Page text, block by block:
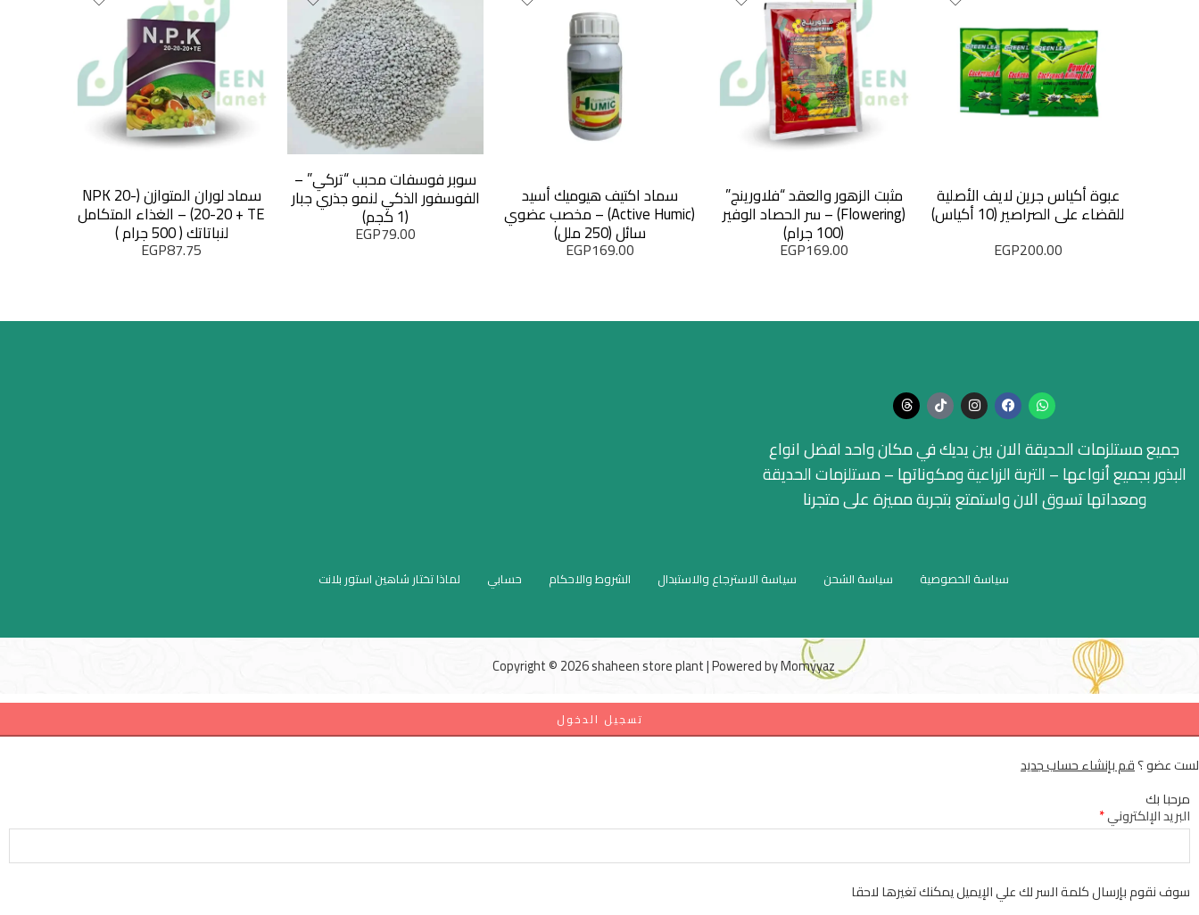
عبوة أكياس جرين لايف الأصلية
للقضاء على الصراصير (10 أكياس)
EGP200.00
مثبت الزهور والعقد “فلاورينج”
(Flowering) – سر الحصاد الوفير
(100 جرام)
EGP169.00
سماد اكتيف هيوميك أسيد
(Active Humic) – مخصب عضوي
سائل (250 ملل)
EGP169.00
سوبر فوسفات محبب “تركي” –
الفوسفور الذكي لنمو جذري جبار
(1 كجم)
EGP79.00
سماد لوران المتوازن (NPK 20-
20-20 + TE) – الغذاء المتكامل
لنباتاتك ( 500 جرام )
EGP87.75
جميع مستلزمات الحديقة الان بين يديك في مكان واحد افضل انواع
البذور بجميع أنواعها – التربة الزراعية ومكوناتها – مستلزمات الحديقة
ومعداتها تسوق الان واستمتع بتجربة مميزة على متجرنا
سياسة الخصوصية سياسة الشحن سياسة الاسترجاع والاستبدال الشروط والاحكام حسابي لماذا تختار شاهين استور بلانت
Copyright © 2026 shaheen store plant | Powered byMomyyaz
تسجيل الدخول
لست عضو ؟قم بإنشاء حساب جديد
مرحبا بك
البريد الإلكتروني*
سوف نقوم بإرسال كلمة السر لك علي الإيميل يمكنك تغيرها لاحقا